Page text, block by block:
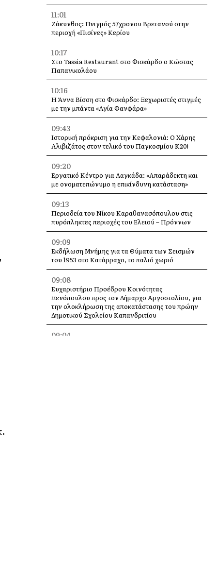
11:01
Ζάκυνθος: Πνιγμός 57χρονου Βρετανού στην
περιοχή «Πισίνες» Κερίου
10:17
Στο Tassia Restaurant στο Φισκάρδο ο Κώστας
Παπανικολάου
10:16
Η Άννα Βίσση στο Φισκάρδο: Ξεχωριστές στιγμές
με την μπάντα «Αγία Φανφάρα»
09:43
Ιστορική πρόκριση για την Κεφαλονιά: Ο Χάρης
Αλιβιζάτος στον τελικό του Παγκοσμίου Κ20!
09:20
Εργατικό Κέντρο για Λαγκάδα: «Απαράδεκτη και
με ονοματεπώνυμο η επικίνδυνη κατάσταση»
09:13
Περιοδεία του Νίκου Καραθανασόπουλου στις
πυρόπληκτες περιοχές του Ελειού – Πρόννων
09:09
Εκδήλωση Μνήμης για τα Θύματα των Σεισμών
του 1953 στο Κατάρραχο, το παλιό χωριό
09:08
Ευχαριστήριο Προέδρου Κοινότητας
Ξενόπουλου προς τον Δήμαρχο Αργοστολίου, για
την ολοκλήρωση της αποκατάστασης του πρώην
Δημοτικού Σχολείου Καπανδριτίου
09:04